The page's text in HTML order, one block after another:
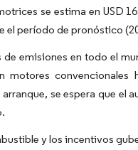
se estima en USD
el período de pronóstico
emisiones en todo el
motores
se espera que el
y los incentivos